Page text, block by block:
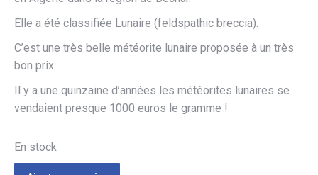
Elle a été classifiée Lunaire (feldspathic breccia).
C’est une très belle météorite lunaire proposée à un très
bon prix.
Il y a une quinzaine d’années les météorites lunaires se
vendaient presque 1000 euros le gramme !
En stock